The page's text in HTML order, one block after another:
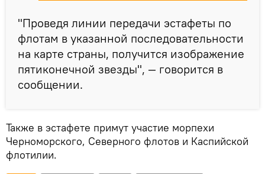
"Проведя линии передачи эстафеты по
флотам в указанной последовательности
на карте страны, получится изображение
пятиконечной звезды", — говорится в
сообщении.
Также в эстафете примут участие морпехи
Черноморского, Северного флотов и Каспийской
флотилии.